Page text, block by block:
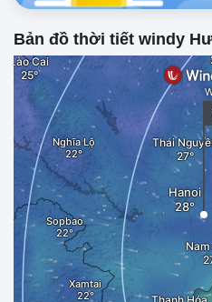
Bản đồ thời tiết windy